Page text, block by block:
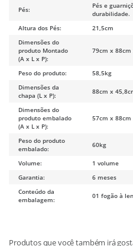
Pés:
Pés e
durabilidade.
Altura dos Pés:
21,5cm
Dimensões do
produto Montado
(A x L x P):
79cm x 88cm
Peso do produto:
58,5kg
Dimensões da
chapa (L x P):
88cm x
Dimensões do
produto embalado
(A x L x P):
57cm x 88cm
Peso do produto
embalado:
60kg
Volume:
1 volume
Garantia:
6 meses
Conteúdo da
embalagem:
01 fogão à